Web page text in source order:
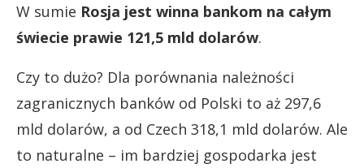
W sumie Rosja jest winna bankom na całym
świecie prawie 121,5 mld dolarów.
Czy to dużo? Dla porównania należności
zagranicznych banków od Polski to aż 297,6
mld dolarów, a od Czech 318,1 mld dolarów. Ale
to naturalne – im bardziej gospodarka jest